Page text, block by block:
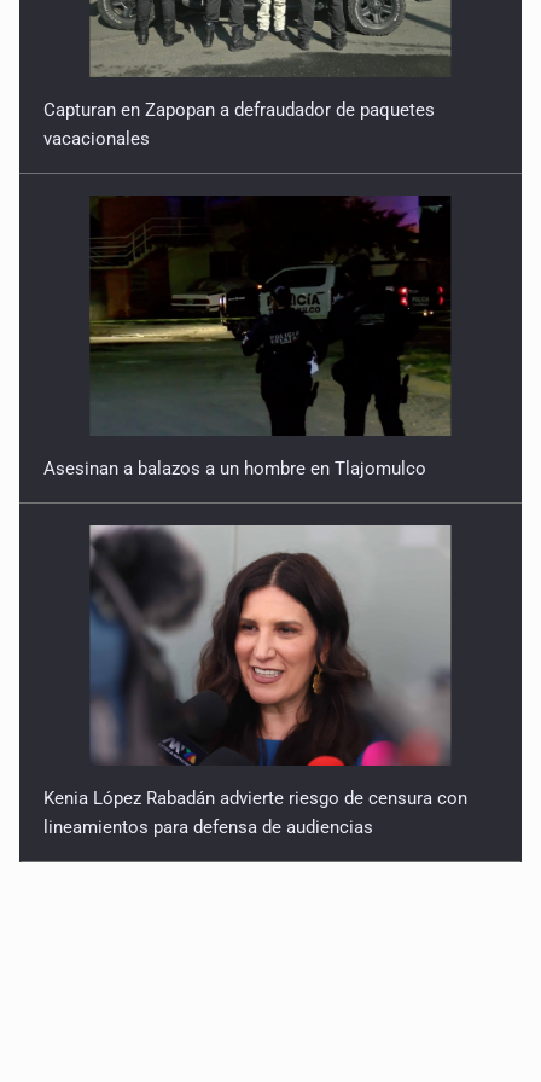
Capturan en Zapopan a defraudador de paquetes
vacacionales
Asesinan a balazos a un hombre en Tlajomulco
Kenia López Rabadán advierte riesgo de censura con
lineamientos para defensa de audiencias